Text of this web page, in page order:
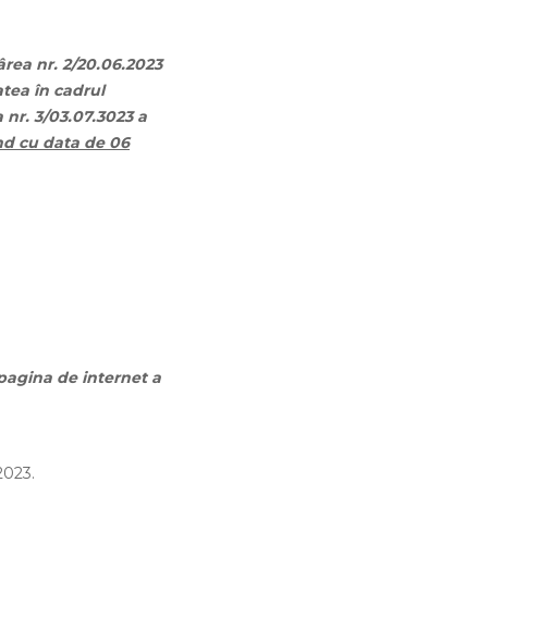
nr. 2/20.06.2023
în cadrul
3/03.07.3023 a
cu data de 06
de internet a